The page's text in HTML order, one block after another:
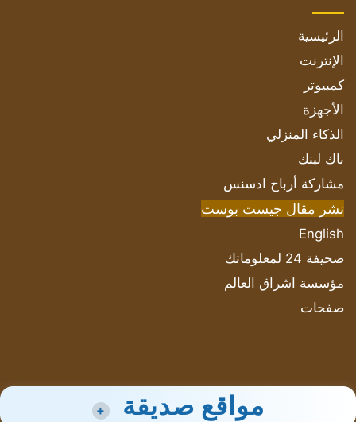
الرئيسية
الإنترنت
كمبيوتر
الأجهزة
الذكاء المنزلي
باك لينك
مشاركة أرباح ادسنس
نشر مقال جيست بوست
English
صحيفة 24 لمعلوماتك
مؤسسة اشراق العالم
صفحات
مواقع صديقة +